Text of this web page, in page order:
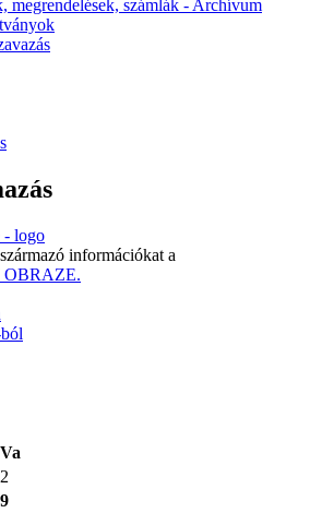
megrendelések, számlák - Archívum
információkat a
OBRAZE.
Va
2
9